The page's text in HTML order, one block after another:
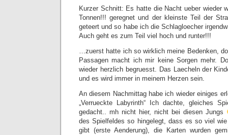
Kurzer Schnitt: Es hatte die Nacht ueber wieder
Tonnen!!! geregnet und der kleinste Teil der
geteert und so habe ich die Schlagloecher
Auch geht es zum Teil viel hoch und runter!!!
…zuerst hatte ich so wirklich meine Bedenken,
Passagen macht ich mir keine Sorgen mehr.
wieder herzlich begruesst. Das Laecheln der
und es wird immer in meinem Herzen sein.
An diesem Nachmittag habe ich wieder einiges
„Verrueckte Labyrinth“ Ich dachte, gleiches
gedacht.. mh nicht hier, nicht bei diesen Jungs
des Spielfeldes so hingelegt, dass es so viel
gibt (erste Aenderung), die Karten wurden